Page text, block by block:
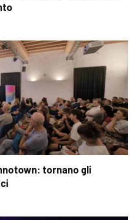
tornano gli